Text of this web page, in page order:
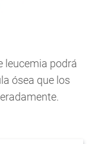
leucemia podrá
ósea que los